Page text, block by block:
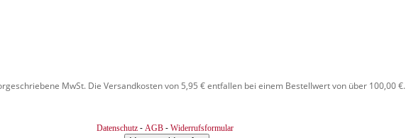
MwSt. Die Versandkosten von 5,95 € entfallen bei einem Bestellwert von über 100,00 €.
Datenschutz- AGB- Widerrufsformular